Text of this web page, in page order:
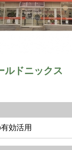
ルドニックス
効活用